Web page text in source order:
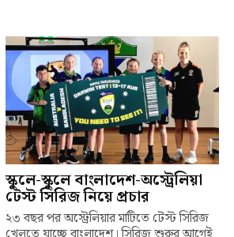
স্কুলে-স্কুলে বাংলাদেশ-অস্ট্রেলিয়া
টেস্ট সিরিজ নিয়ে প্রচার
২৩ বছর পর অস্ট্রেলিয়ার মাটিতে টেস্ট সিরিজ